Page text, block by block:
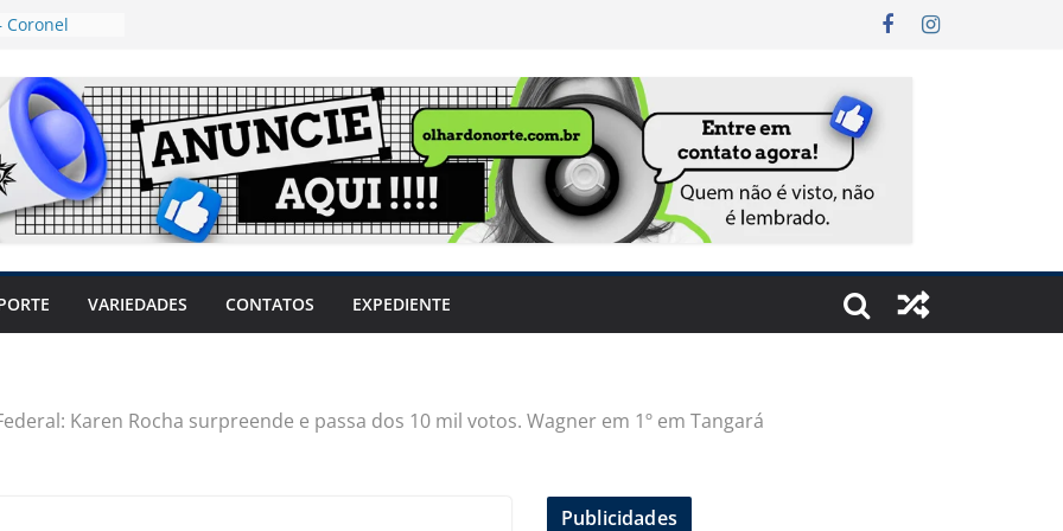
Coronel
mulheres
travar o
produtores
sem
sintomas,
VARIEDADES CONTATOS EXPEDIENTE
Karen Rocha surpreende e passa dos 10 mil votos. Wagner em 1º em Tangará
Publicidades